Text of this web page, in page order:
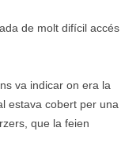
de molt difícil accés
va indicar on era la
estava cobert per una
que la feien